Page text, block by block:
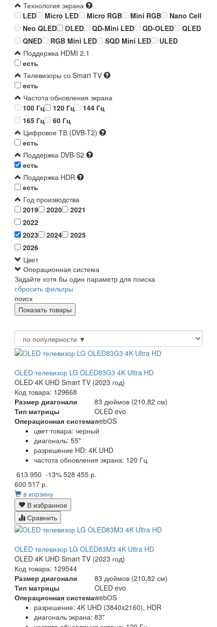
Технология экрана
LED
Micro LED Micro RGB Mini RGB
Nano Cell
Neo QLED
OLED QD-Mini LED QD-OLED
QLED
QNED
RGB Mini LED SQD Mini LED
ULED
Поддержка HDMI 2.1
есть
Телевизоры со Smart TV
есть
Частота обновления экрана
100 Гц
120 Гц
144 Гц
165 Гц
60 Гц
Цифровое ТВ (DVB-T2)
есть
Поддержка DVB-S2
есть
Поддержка HDR
есть
Год производства
2019
2020
2021
2022
2023
2024
2025
2026
Цвет
Операционная система
Задайте хотя бы один параметр для поиска
сбросить фильтры
поиск
OLED телевизор LG OLED83G3 4K Ultra HD
OLED 4K UHD Smart TV (2023 год)
Код товара: 129668
Размер диагонали
83 дюймов (210,82 см)
Тип матрицы
OLED evo
Операционная системаwebOS
цвет товара: черный
диагональ: 55"
разрешение HD: 4K UHD
частота обновления экрана: 120 Гц
613 950 -13% 528 455 р.
600 517 р.
в корзину
В избранное
Сравнить
OLED телевизор LG OLED83M3 4K Ultra HD
OLED 4K UHD Smart TV (2023 год)
Код товара: 129544
Размер диагонали
83 дюймов (210,82 см)
Тип матрицы
OLED evo
Операционная системаwebOS
разрешение: 4K UHD (3840x2160), HDR
диагональ экрана: 83"